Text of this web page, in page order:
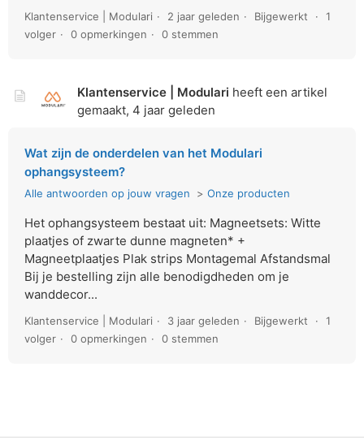
Klantenservice | Modulari 2 jaar geleden Bijgewerkt
1
volger
0 opmerkingen 0 stemmen
Klantenservice | Modulari heeft een artikel
gemaakt, 4 jaar geleden
Wat zijn de onderdelen van het Modulari
ophangsysteem?
Alle antwoorden op jouw vragen Onze producten
Het ophangsysteem bestaat uit: Magneetsets: Witte
plaatjes of zwarte dunne magneten* +
Magneetplaatjes Plak strips Montagemal Afstandsmal
Bij je bestelling zijn alle benodigdheden om je
wanddecor...
Klantenservice | Modulari 3 jaar geleden Bijgewerkt
1
volger
0 opmerkingen 0 stemmen